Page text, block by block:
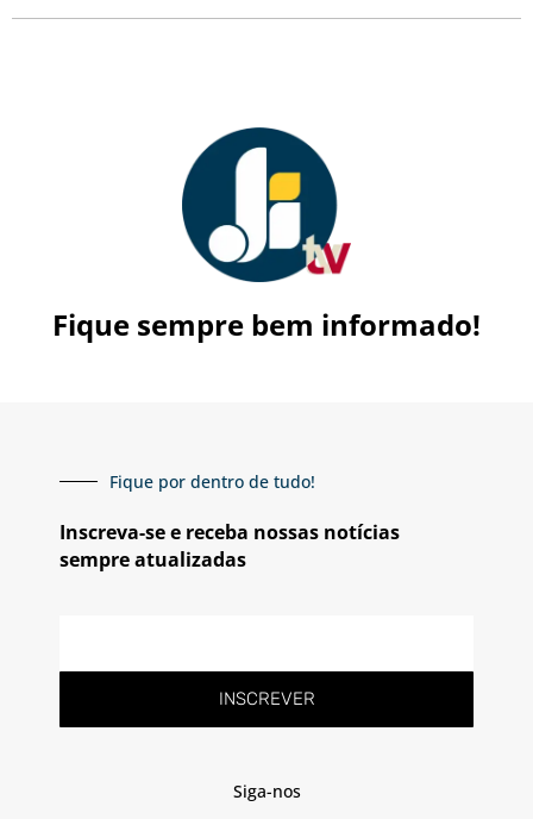
Fique sempre bem informado!
Fique por dentro de tudo!
Inscreva-se e receba nossas notícias
sempre atualizadas
INSCREVER
Siga-nos